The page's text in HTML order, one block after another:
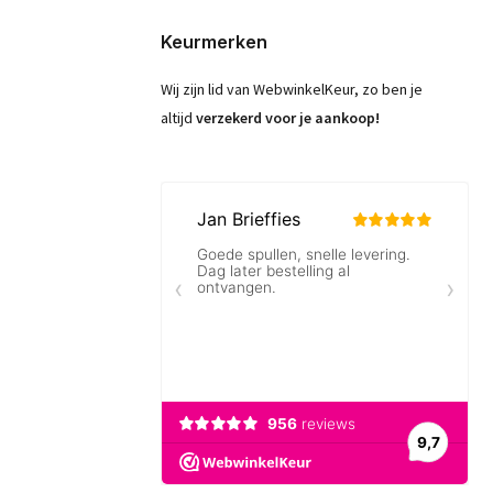
Keurmerken
Wij zijn lid van WebwinkelKeur, zo ben je
altijd verzekerd voor je aankoop!